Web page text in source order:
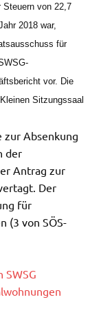
Steuern von 22,7
2018 war,
für
vor. Die
Sitzungssaal
zur Absenkung
der
Antrag zur
Der
für
(3 von SÖS-